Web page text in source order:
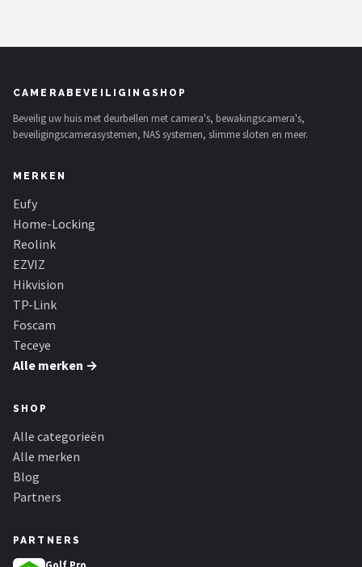
CAMERABEVEILIGINGSHOP
Beveilig uw huis met deurbellen met camera's, bewakingscamera's,
beveiligingscamerasystemen, NAS systemen, slimme sloten en meer.
MERKEN
Eufy
Home-Locking
Reolink
EZVIZ
Hikvision
TP-Link
Foscam
Teceye
Alle merken →
SHOP
Alle categorieën
Alle merken
Blog
Partners
PARTNERS